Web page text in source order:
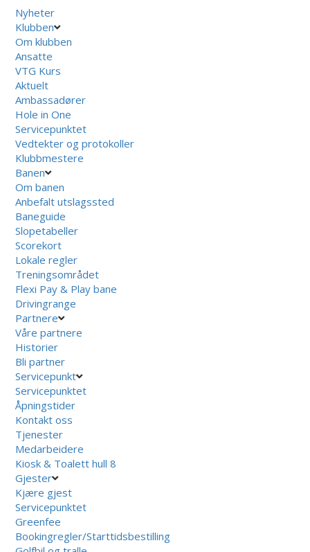
Nyheter
Klubben
Om klubben
Ansatte
VTG Kurs
Aktuelt
Ambassadører
Hole in One
Servicepunktet
Vedtekter og protokoller
Klubbmestere
Banen
Om banen
Anbefalt utslagssted
Baneguide
Slopetabeller
Scorekort
Lokale regler
Treningsområdet
Flexi Pay & Play bane
Drivingrange
Partnere
Våre partnere
Historier
Bli partner
Servicepunkt
Servicepunktet
Åpningstider
Kontakt oss
Tjenester
Medarbeidere
Kiosk & Toalett hull 8
Gjester
Kjære gjest
Servicepunktet
Greenfee
Bookingregler/Starttidsbestilling